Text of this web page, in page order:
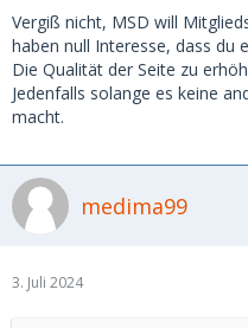
Wegen der Profile die
frage ich mich wann die
Das sind oft welche mit
Entweder hat die Person
gefunden, aber solche
nichts.
Vergiß nicht, MSD will
haben null Interesse, dass du
Die Qualität der Seite zu
Jedenfalls solange es keine
macht.
medima99
3. Juli 2024